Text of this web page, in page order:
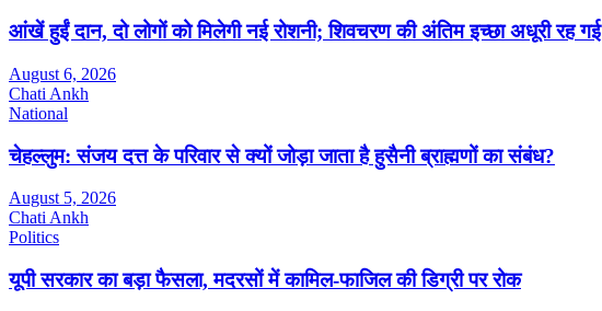
आंखें हुईं दान, दो लोगों को मिलेगी नई रोशनी; शिवचरण की अंतिम इच्छा अधूरी रह गई
August 6, 2026
Chati Ankh
National
चेहल्लुम: संजय दत्त के परिवार से क्यों जोड़ा जाता है हुसैनी ब्राह्मणों का संबंध?
August 5, 2026
Chati Ankh
Politics
यूपी सरकार का बड़ा फैसला, मदरसों में कामिल-फाजिल की डिग्री पर रोक